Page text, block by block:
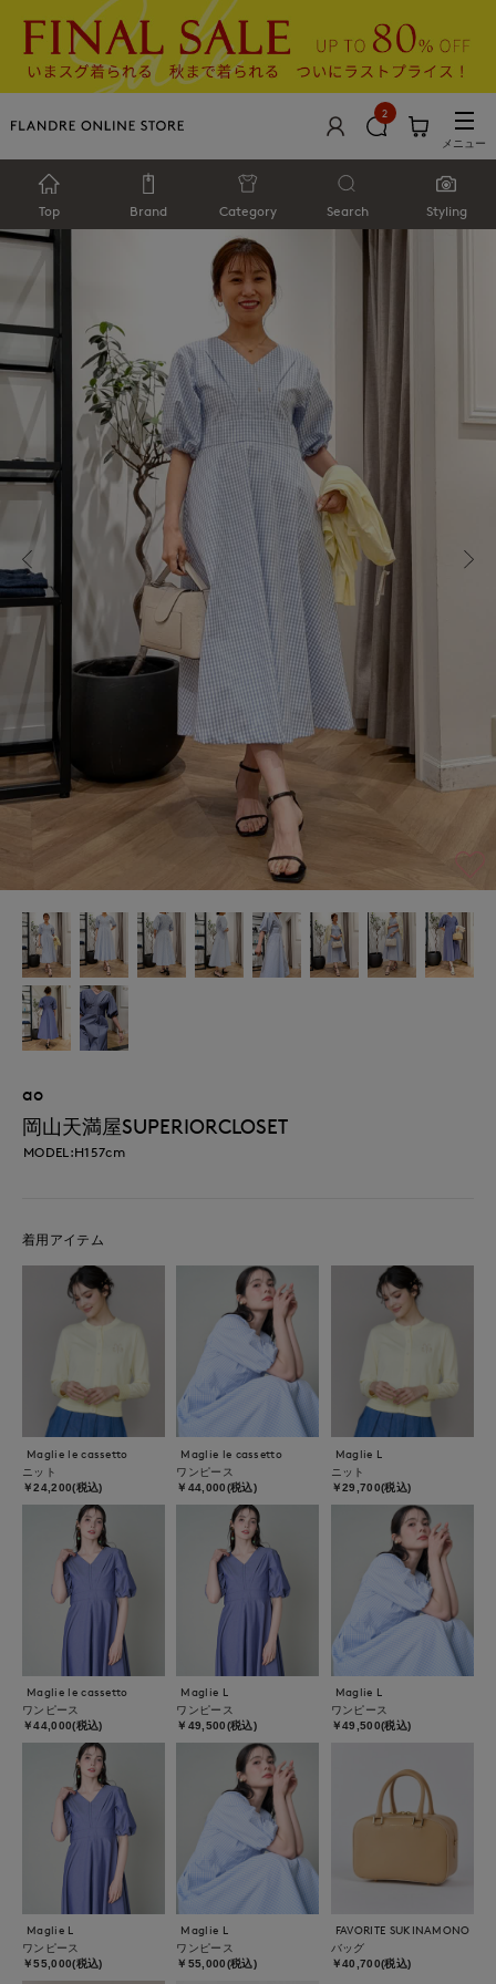
2
メニュー
Top Brand Category Search Styling
ao
岡山天満屋SUPERIORCLOSET
MODEL:H157cm
着用アイテム
Maglie le cassetto
ニット
￥24,200(税込)
Maglie le cassetto
ワンピース
￥44,000(税込)
Maglie L
ニット
￥29,700(税込)
Maglie le cassetto
ワンピース
￥44,000(税込)
Maglie L
ワンピース
￥49,500(税込)
Maglie L
ワンピース
￥49,500(税込)
Maglie L
ワンピース
￥55,000(税込)
Maglie L
ワンピース
￥55,000(税込)
FAVORITE SUKINAMONO
バッグ
￥40,700(税込)